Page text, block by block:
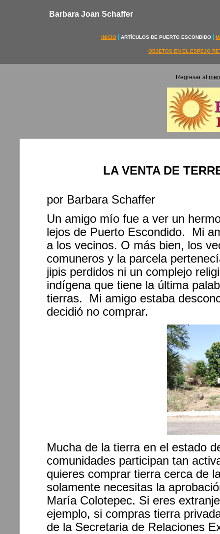
Regresar al
LA VENTA DE
por Barbara Schaffer
Un amigo mío fue a ver un
lejos de Puerto Escondido. Mi
a los vecinos. O más bien, los
comuneros y la parcela
jipis perdidos ni un complejo
indígena que tiene la última
tierras. Mi amigo estaba
decidió no comprar.
Mucha de la tierra en el estado
comunidades participan tan
quieres comprar tierra cerca de
solamente necesitas la
María Colotepec. Si eres
ejemplo, si compras tierra
de la Secretaria de Relaciones
Barbara Joan Schaffer
INICIO ARTÍCULOS DE PUERTO ESCONDIDO
OBJETOS EN EL ESPEJO